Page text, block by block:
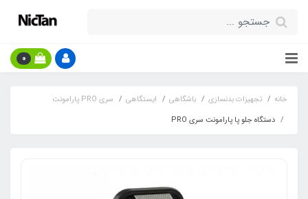
0
خانه تجهیزات بدنسازی باشگاهی ایستگاهی
سری PRO پارامونت
دستگاه جلو پا پارامونت سری PRO